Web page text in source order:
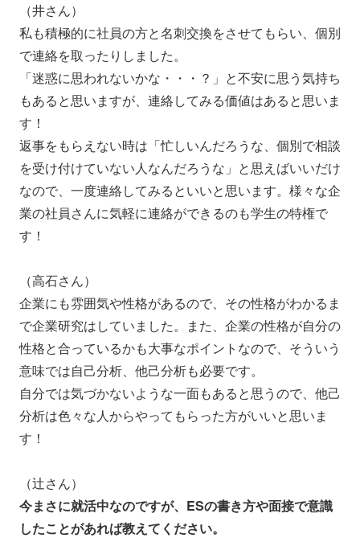
（井さん）
私も積極的に社員の方と名刺交換をさせてもらい、個別
で連絡を取ったりしました。
「迷惑に思われないかな・・・？」と不安に思う気持ち
もあると思いますが、連絡してみる価値はあると思いま
す！
返事をもらえない時は「忙しいんだろうな、個別で相談
を受け付けていない人なんだろうな」と思えばいいだけ
なので、一度連絡してみるといいと思います。様々な企
業の社員さんに気軽に連絡ができるのも学生の特権で
す！
（高石さん）
企業にも雰囲気や性格があるので、その性格がわかるま
で企業研究はしていました。
また、企業の性格が自分の
性格と合っているかも大事なポイントなので、そういう
意味では自己分析、他己分析も必要です。
自分では気づかないような一面もあると思うので、他己
分析は色々な人からやってもらった方がいいと思いま
す！
（辻さん）
今まさに就活中なのですが、ESの書き方や面接で意識
したことがあれば教えてください。